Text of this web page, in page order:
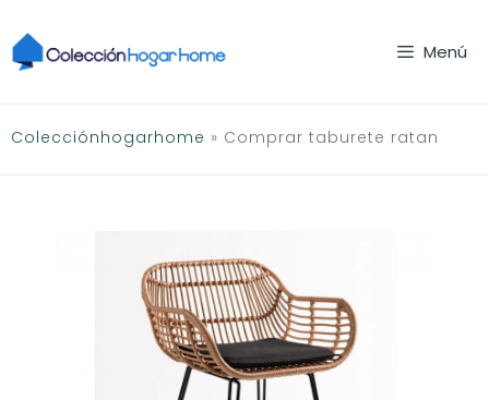
al
contenido
Menú
Colecciónhogarhome » Comprar taburete ratan